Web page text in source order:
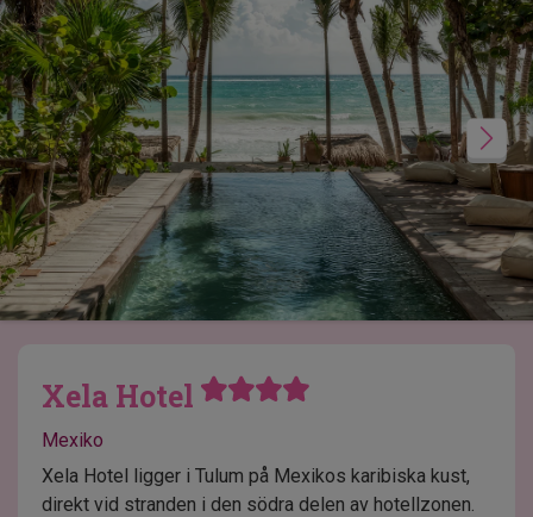
Xela Hotel
Mexiko
Xela Hotel ligger i Tulum på Mexikos karibiska kust,
direkt vid stranden i den södra delen av hotellzonen.